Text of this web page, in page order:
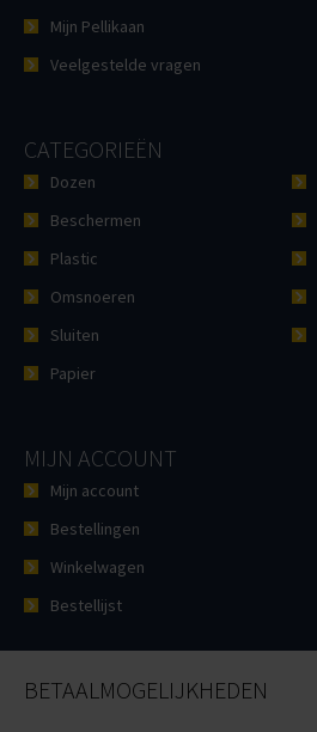
Mijn Pellikaan
Veelgestelde vragen
CATEGORIEËN
Dozen
Beschermen
Plastic
Omsnoeren
Sluiten
Papier
MIJN ACCOUNT
Mijn account
Bestellingen
Winkelwagen
Bestellijst
BETAALMOGELIJKHEDEN